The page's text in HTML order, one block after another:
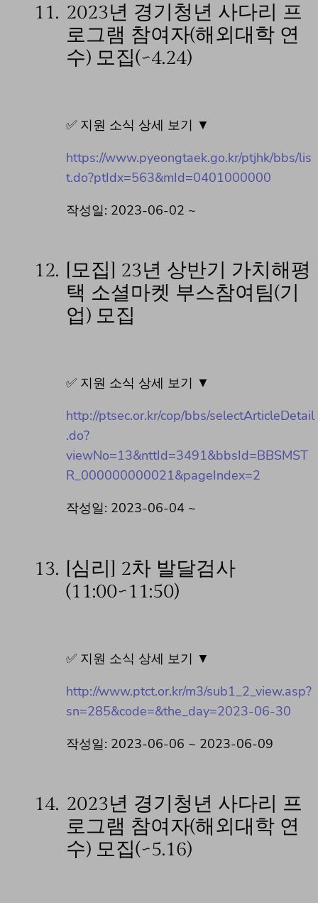
11. 2023년 경기청년 사다리 프
로그램 참여자(해외대학 연
수) 모집(~4.24)
✅ 지원 소식 상세 보기 ▼
https://www.pyeongtaek.go.kr/ptjhk/bbs/lis
t.do?ptIdx=563&mId=0401000000
작성일: 2023-06-02 ~
12.
[모집] 23년 상반기 가치해평
택 소셜마켓 부스참여팀(기
업) 모집
✅ 지원 소식 상세 보기 ▼
http://ptsec.or.kr/cop/bbs/selectArticleDetail
.do?
viewNo=13&nttId=3491&bbsId=BBSMST
R_000000000021&pageIndex=2
작성일: 2023-06-04 ~
13. [심리] 2차 발달검사
(11:00~11:50)
✅ 지원 소식 상세 보기 ▼
http://www.ptct.or.kr/m3/sub1_2_view.asp?
sn=285&code=&the_day=2023-06-30
작성일: 2023-06-06 ~ 2023-06-09
14. 2023년 경기청년 사다리 프
로그램 참여자(해외대학 연
수) 모집(~5.16)